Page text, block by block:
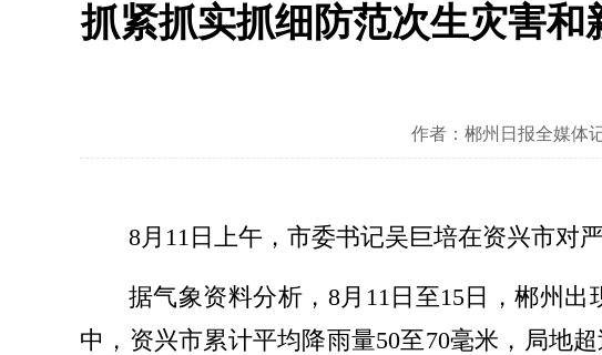
抓紧抓实抓细防范次生灾害
作者：郴州日报全媒体
8月11日上午，市委书记吴巨培在资兴市对
据气象资料分析，8月11日至15日，郴州
中，资兴市累计平均降雨量50至70毫米，局地